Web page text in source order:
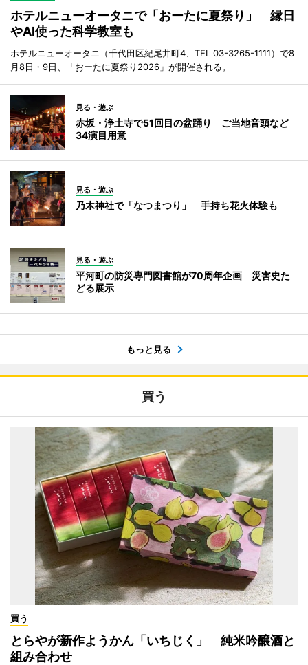
ホテルニューオータニで「おーたに夏祭り」 縁日
やAI使った科学教室も
ホテルニューオータニ（千代田区紀尾井町4、TEL 03-3265-1111）で8
月8日・9日、「おーたに夏祭り2026」が開催される。
見る・遊ぶ
赤坂・浄土寺で51回目の盆踊り ご当地音頭など
34演目用意
見る・遊ぶ
乃木神社で「なつまつり」 手持ち花火体験も
見る・遊ぶ
平河町の防災専門図書館が70周年企画 災害史た
どる展示
もっと見る
買う
買う
とらやが新作ようかん「いちじく」 純米吟醸酒と
組み合わせ